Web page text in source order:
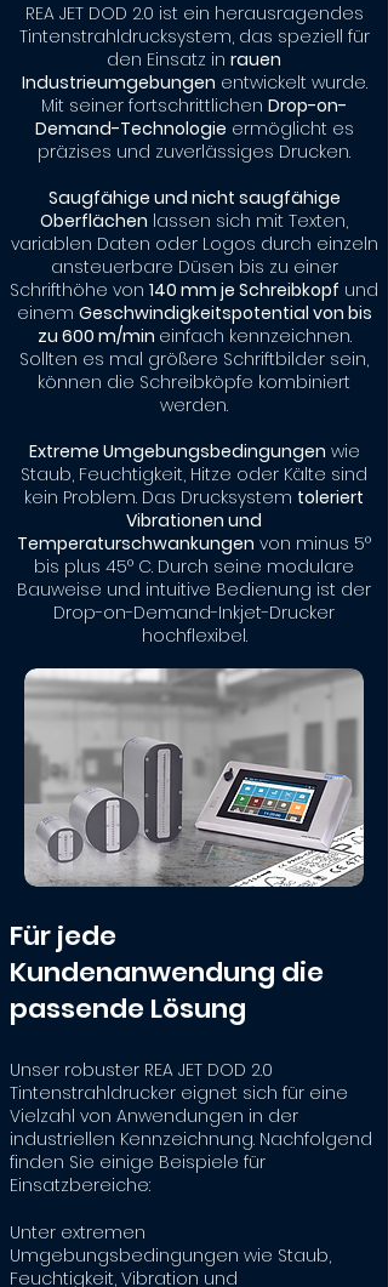
REA JET DOD 2.0 ist ein herausragendes
Tintenstrahldrucksystem, das speziell für
den Einsatz in rauen
Industrieumgebungen entwickelt wurde.
Mit seiner fortschrittlichen Drop-on-
Demand-Technologie ermöglicht es
präzises und zuverlässiges Drucken.
Saugfähige und nicht saugfähige
Oberflächen lassen sich mit Texten,
variablen Daten oder Logos durch einzeln
ansteuerbare Düsen bis zu einer
Schrifthöhe von 140 mm je Schreibkopf und
einem Geschwindigkeitspotential von bis
zu 600 m/min einfach kennzeichnen.
Sollten es mal größere Schriftbilder sein,
können die Schreibköpfe kombiniert
werden.
Extreme Umgebungsbedingungen wie
Staub, Feuchtigkeit, Hitze oder Kälte sind
kein Problem. Das Drucksystem toleriert
Vibrationen und
Temperaturschwankungen von minus 5°
bis plus 45° C. Durch seine modulare
Bauweise und intuitive Bedienung ist der
Drop-on-Demand-Inkjet-Drucker
hochflexibel.
Für jede
Kundenanwendung die
passende Lösung
Unser robuster REA JET DOD 2.0
Tintenstrahldrucker eignet sich für eine
Vielzahl von Anwendungen in der
industriellen Kennzeichnung. Nachfolgend
finden Sie einige Beispiele für
Einsatzbereiche:
Unter extremen
Umgebungsbedingungen wie Staub,
Feuchtigkeit, Vibration und